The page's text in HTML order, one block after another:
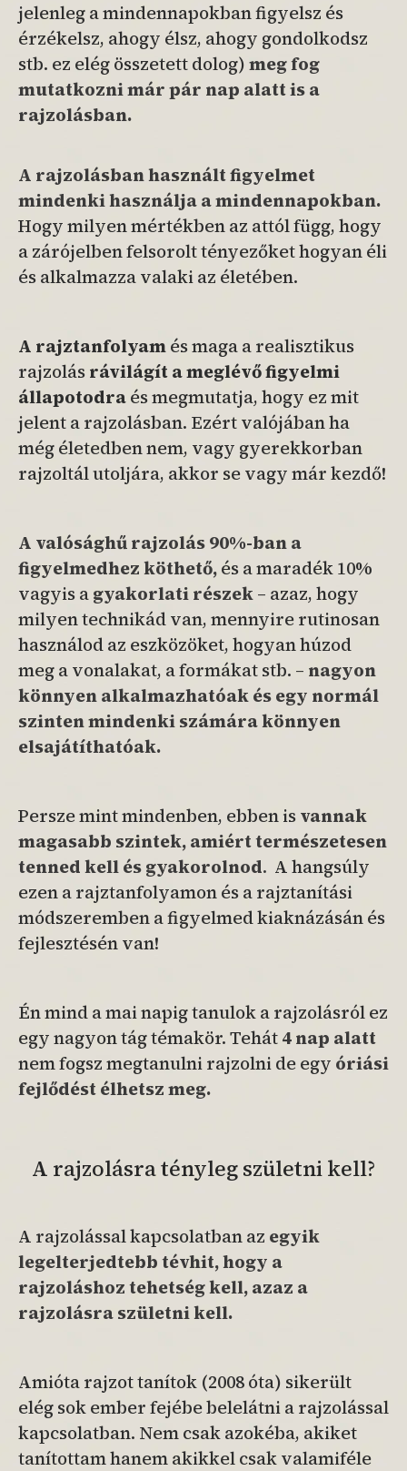
jelenleg a mindennapokban figyelsz és
érzékelsz, ahogy élsz, ahogy gondolkodsz
stb. ez elég összetett dolog)meg fog
mutatkozni már pár nap alatt is a
rajzolásban.
A rajzolásban használt figyelmet
mindenki használja a mindennapokban.
Hogy milyen mértékben az attól függ, hogy
a zárójelben felsorolt tényezőket hogyan éli
és alkalmazza valaki az életében.
A rajztanfolyamés maga a realisztikus
rajzolásrávilágít a meglévő figyelmi
állapotodraés megmutatja, hogy ez mit
jelent a rajzolásban. Ezért valójában ha
még életedben nem, vagy gyerekkorban
rajzoltál utoljára, akkor se vagy már kezdő!
A valósághű rajzolás 90%-ban a
figyelmedhez köthető,és a maradék 10%
vagyis agyakorlati részek– azaz, hogy
milyen technikád van, mennyire rutinosan
használod az eszközöket, hogyan húzod
meg a vonalakat, a formákat stb. – nagyon
könnyen alkalmazhatóakés egy normál
szinten mindenki számára könnyen
elsajátíthatóak.
Persze mint mindenben, ebben isvannak
magasabb szintek, amiért természetesen
tenned kell és gyakorolnod. A hangsúly
ezen a rajztanfolyamon és a rajztanítási
módszeremben a figyelmed kiaknázásán és
fejlesztésén van!
Én mind a mai napig tanulok a rajzolásról ez
egy nagyon tág témakör. Tehát4 nap alatt
nem fogsz megtanulni rajzolni de egy óriási
fejlődést élhetsz meg.
A rajzolásra tényleg születni kell?
A rajzolással kapcsolatban az egyik
legelterjedtebb tévhit, hogy a
rajzoláshoz tehetség kell, azaz a
rajzolásra születni kell.
Amióta rajzot tanítok (2008 óta) sikerült
elég sok ember fejébe belelátni a rajzolással
kapcsolatban. Nem csak azokéba, akiket
tanítottam hanem akikkel csak valamiféle